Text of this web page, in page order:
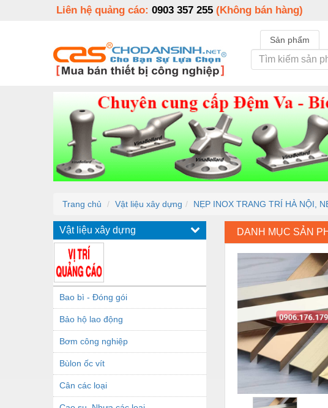
Liên hệ quảng cáo: 0903 357 255 (Không bán hàng)
Sản phẩm
Trang chủ Vật liệu xây dựng NẸP INOX TRANG TRÍ HÀ NỘI,
Vật liệu xây dựng
Bao bì - Đóng gói
Bảo hộ lao động
Bơm công nghiệp
Bùlon ốc vít
Cân các loại
DANH MỤC SẢN